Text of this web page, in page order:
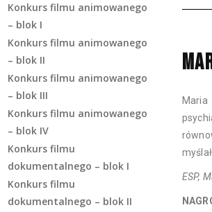
ESP,
Konkurs filmu animowanego
– blok I
Konkurs filmu animowanego
– blok II
Konkurs filmu animowanego
– blok III
Konkurs filmu animowanego
– blok IV
Konkurs filmu
dokumentalnego – blok I
Konkurs filmu
dokumentalnego – blok II